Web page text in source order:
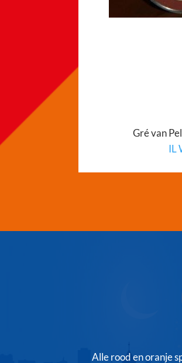
Gré van
IL
Alle rood en oranje